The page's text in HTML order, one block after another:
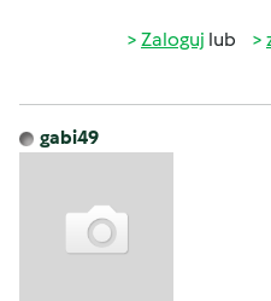
Zaloguj lub
gabi49